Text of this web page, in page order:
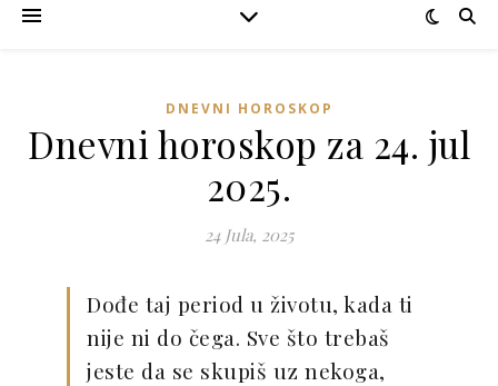
DNEVNI HOROSKOP
Dnevni horoskop za 24. jul
2025.
24 Jula, 2025
Dođe taj period u životu, kada ti
nije ni do čega. Sve što trebaš
jeste da se skupiš uz nekoga,